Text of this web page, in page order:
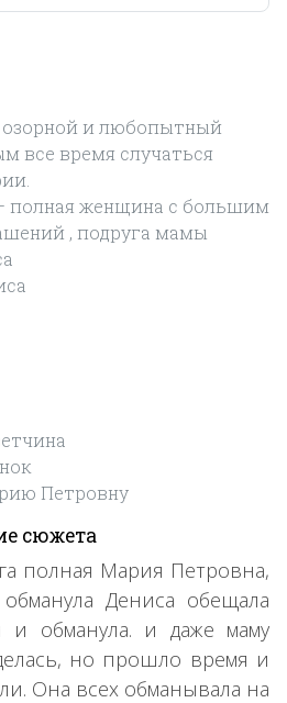
и любопытный
все время случаться
полная женщина с большим
, подруга мамы
Петровну
сюжета
полная Мария Петровна,
Дениса обещала
и обманула. и даже маму
но прошло время и
Она всех обманывала на